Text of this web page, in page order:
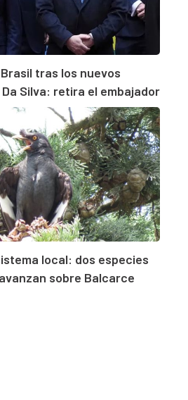
tras los nuevos
Silva: retira el embajador
local: dos especies
sobre Balcarce